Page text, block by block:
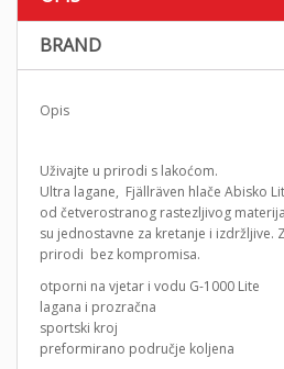
BRAND
Opis
Uživajte u prirodi s lakoćom.
Ultra lagane, Fjällräven hlače Abisko
od četverostranog rastezljivog
su jednostavne za kretanje i izdržljive.
prirodi bez kompromisa.
otporni na vjetar i vodu G-1000 Lite
lagana i prozračna
sportski kroj
preformirano područje koljena